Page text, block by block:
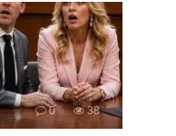
0 38